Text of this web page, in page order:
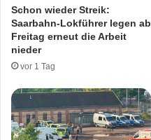
h
r
i
c
h
a
W
n
i
g
e
Schon wieder Streik:
Saarbahn-Lokführer legen ab
Freitag erneut die Arbeit
nieder
vor 1 Tag